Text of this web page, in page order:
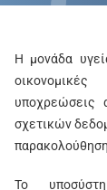
Η μονάδα
υποχρεώσεις
σχετικών
παρακολούθηση
Το